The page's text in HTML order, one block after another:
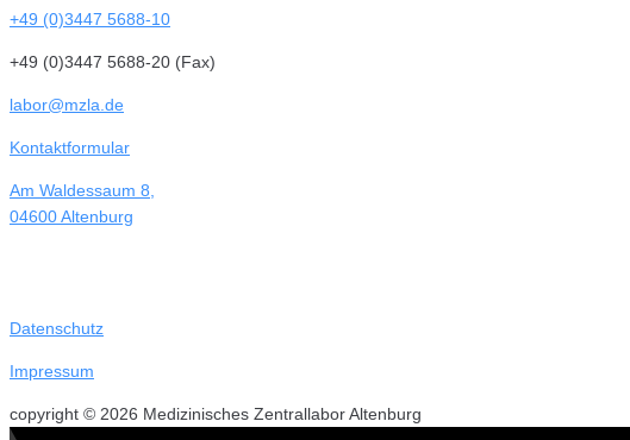
+49 (0)3447 5688-10
+49 (0)3447 5688-20 (Fax)
labor@mzla.de
Kontaktformular
Am Waldessaum 8,
04600 Altenburg
Datenschutz
Impressum
copyright © 2026 Medizinisches Zentrallabor Altenburg